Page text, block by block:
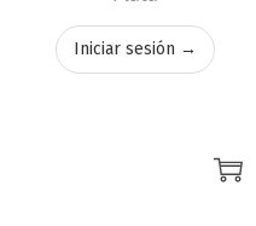
Iniciar sesión →